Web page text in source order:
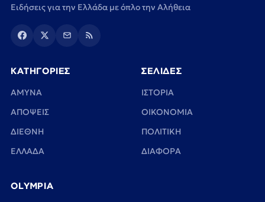
Ειδήσεις για την Ελλάδα με όπλο την Αλήθεια
ΚΑΤΗΓΟΡΙΕΣ
ΑΜΥΝΑ
ΑΠΟΨΕΙΣ
ΔΙΕΘΝΗ
ΕΛΛΑΔΑ
ΣΕΛΙΔΕΣ
ΙΣΤΟΡΙΑ
ΟΙΚΟΝΟΜΙΑ
ΠΟΛΙΤΙΚΗ
ΔΙΑΦΟΡΑ
OLYMPIA